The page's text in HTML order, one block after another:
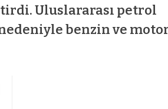
Uluslararası petrol
benzin ve